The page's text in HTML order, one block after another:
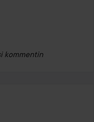
kommentin